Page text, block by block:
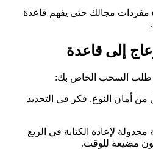
"نسميه هكذا" — تعليم diffray مفردات مجالك حتى يفهم قاعدة
إلى قاعدة
من أمان النوع. فكر في التحديد
لإعادة الكتابة في الربع
مضيعة للوقت.